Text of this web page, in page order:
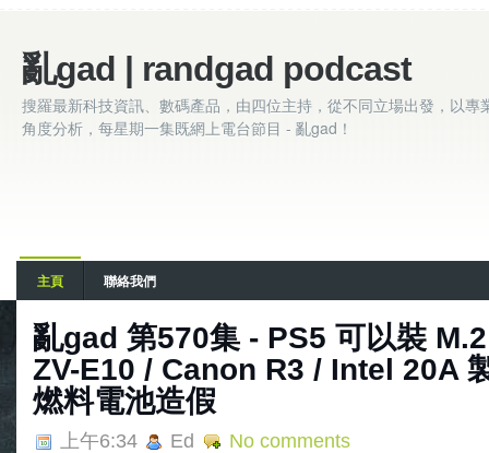
亂gad | randgad podcast
搜羅最新科技資訊、數碼產品，由四位主持，從不同立場出發，以專
角度分析，每星期一集既網上電台節目 - 亂gad！
主頁 聯絡我們
亂‌‌‌gad‌‌‌ ‌‌‌‌‌第‌‌‌570集 - PS5 可以裝
ZV-E10 / Canon R3 / Intel 20A
燃料電池造假
上午6:34 Ed No comments